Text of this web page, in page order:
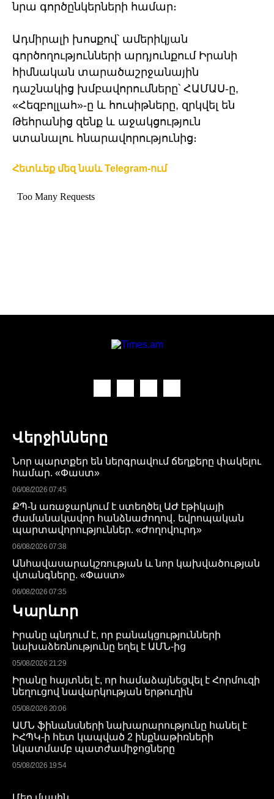
նրա գործընկերների համար։
Ադմիրալի խոսքով՝ ամերիկյան
գործողությունների արդյունքում Իրանի
հիմնական տարածաշրջանային
դաշնակից խմբավորումները՝ ՀԱՄԱՍ-ը,
«Հեզբոլլահ»-ը և հուսիթները, զրկվել են
Թեհրանից զենք և աջակցություն
ստանալու հնարավորությունից։
Հետևեք մեզ նաև Telegram-ում
Վերջինները
Նոր պարտքեր են ներգրավում ճեղքերը փակելու
համար. «Փաստ»
06/08/2026 07:45
ՔՊ-ն առաջարկում է ստեղծել ԱԺ էթիկայի
ժամանակավոր հանձնաժողով․ եվրոպական
պարտավորություններ. «Ժողովուրդ»
06/08/2026 07:38
Անհավասարակշռության և նոր կախվածության
վտանգները. «Փաստ»
06/08/2026 07:35
Կարևոր
Իրանը պնդում է, որ բանակցությունների
նախաձեռնությունը եղել է ԱՄՆ-ից
05/08/2026 21:29
Իրանը հայտնել է, որ համաձայնեցվել է Հորմուզի
նեղուցով նավարկության երթուղին
05/08/2026 20:06
ԱՄՆ ֆինանսների նախարարությունը հանել է
ԻՀՊԿ-ի հետ կապված 2 ինքնաթիռների
նկատմամբ պատժամիջոցները
05/08/2026 19:54